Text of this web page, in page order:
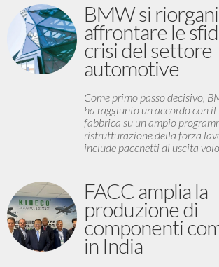
BMW si
affrontare le
crisi del settore
automotive
Come primo passo decisivo,
ha raggiunto un accordo con
fabbrica su un ampio
ristrutturazione della forza
include pacchetti di uscita
FACC amplia la
produzione di
componenti
in India